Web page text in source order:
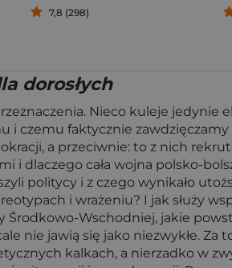
7,8 (298)
dorosłych
Nieco kuleje jedynie
i czemu faktycznie
a przeciwnie: to z nich
i dlaczego cała wojna polsko-
politycy i z czego wynikało
i wrażeniu? I jak służy
Wschodniej, jakie
nie jawią się jako niezwykłe.
kalkach, a nierzadko w